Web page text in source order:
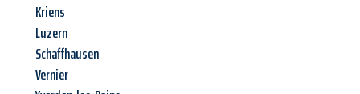
Kriens
Luzern
Schaffhausen
Vernier